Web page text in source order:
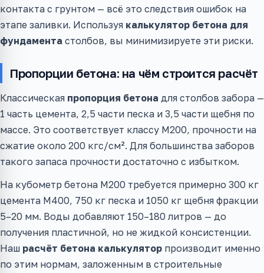
контакта с грунтом — всё это следствия ошибок на
этапе заливки. Используя калькулятор бетона для
фундамента столбов, вы минимизируете эти риски.
Пропорции бетона: на чём строится расчёт
Классическая пропорция бетона для столбов забора —
1 часть цемента, 2,5 части песка и 3,5 части щебня по
массе. Это соответствует классу М200, прочности на
сжатие около 200 кгс/см². Для большинства заборов
такого запаса прочности достаточно с избытком.
На кубометр бетона М200 требуется примерно 300 кг
цемента М400, 750 кг песка и 1050 кг щебня фракции
5–20 мм. Воды добавляют 150–180 литров — до
получения пластичной, но не жидкой консистенции.
Наш расчёт бетона калькулятор производит именно
по этим нормам, заложенным в строительные